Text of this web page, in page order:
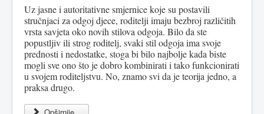
Uz jasne i autoritativne smjernice koje su postavili
stručnjaci za odgoj djece, roditelji imaju bezbroj različitih
vrsta savjeta oko novih stilova odgoja. Bilo da ste
popustljiv ili strog roditelj, svaki stil odgoja ima svoje
prednosti i nedostatke, stoga bi bilo najbolje kada biste
mogli sve ono što je dobro kombinirati i tako funkcionirati
u svojem roditeljstvu. No, znamo svi da je teorija jedno, a
praksa drugo.